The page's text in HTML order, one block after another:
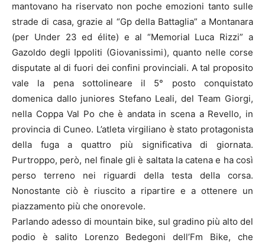
mantovano ha riservato non poche emozioni tanto sulle
strade di casa, grazie al “Gp della Battaglia” a Montanara
(per Under 23 ed élite) e al “Memorial Luca Rizzi” a
Gazoldo degli Ippoliti (Giovanissimi), quanto nelle corse
disputate al di fuori dei confini provinciali. A tal proposito
vale la pena sottolineare il 5° posto conquistato
domenica dallo juniores Stefano Leali, del Team Giorgi,
nella Coppa Val Po che è andata in scena a Revello, in
provincia di Cuneo. L’atleta virgiliano è stato protagonista
della fuga a quattro più significativa di giornata.
Purtroppo, però, nel finale gli è saltata la catena e ha così
perso terreno nei riguardi della testa della corsa.
Nonostante ciò è riuscito a ripartire e a ottenere un
piazzamento più che onorevole.
Parlando adesso di mountain bike, sul gradino più alto del
podio è salito Lorenzo Bedegoni dell’Fm Bike, che